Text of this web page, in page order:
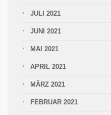
JULI 2021
JUNI 2021
MAI 2021
APRIL 2021
MÄRZ 2021
FEBRUAR 2021